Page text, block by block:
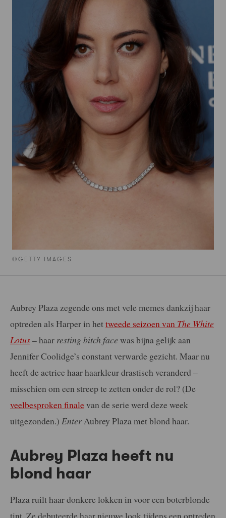
©GETTY IMAGES
Aubrey Plaza zegende ons met vele memes dankzij haar
optreden als Harper in hettweede seizoen van The White
Lotus– haar resting bitch face was bijna gelijk aan
Jennifer Coolidge’s constant verwarde gezicht. Maar nu
heeft de actrice haar haarkleur drastisch veranderd –
misschien om een streep te zetten onder de rol? (De
veelbesproken finalevan de serie werd deze week
uitgezonden.) Enter Aubrey Plaza met blond haar.
Aubrey Plaza heeft nu
blond haar
Plaza ruilt haar donkere lokken in voor een boterblonde
tint. Ze debuteerde haar nieuwe look tijdens een optreden